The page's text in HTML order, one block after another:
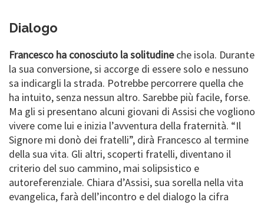
Dialogo
Francesco ha conosciuto la solitudineche isola. Durante
la sua conversione, si accorge di essere solo e nessuno
sa indicargli la strada. Potrebbe percorrere quella che
ha intuito, senza nessun altro. Sarebbe più facile, forse.
Ma gli si presentano alcuni giovani di Assisi che vogliono
vivere come lui e inizia l’avventura della fraternità. “Il
Signore mi donò dei fratelli”, dirà Francesco al termine
della sua vita. Gli altri, scoperti fratelli, diventano il
criterio del suo cammino, mai solipsistico e
autoreferenziale. Chiara d’Assisi, sua sorella nella vita
evangelica, farà dell’incontro e del dialogo la cifra